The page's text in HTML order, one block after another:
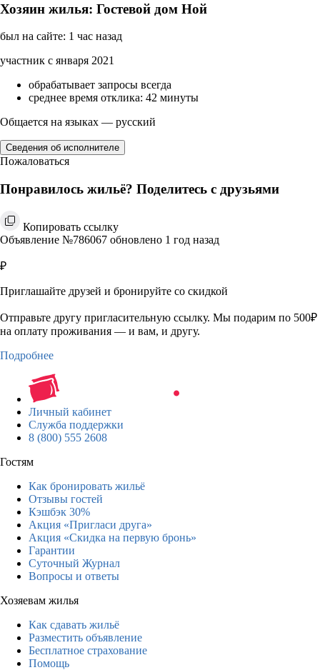
Хозяин жилья: Гостевой дом Ной
был на сайте: 1 час назад
участник с января 2021
обрабатывает запросы всегда
среднее время отклика: 42 минуты
Общается на языках — русский
Сведения об исполнителе
Пожаловаться
Понравилось жильё? Поделитесь с друзьями
Копировать ссылку
Объявление №786067 обновлено 1 год назад
₽
Приглашайте друзей и бронируйте со скидкой
Отправьте другу пригласительную ссылку. Мы подарим по 500₽
на оплату проживания — и вам, и другу.
Подробнее
Личный кабинет
Служба поддержки
8 (800) 555 2608
Гостям
Как бронировать жильё
Отзывы гостей
Кэшбэк 30%
Акция «Пригласи друга»
Акция «Скидка на первую бронь»
Гарантии
Суточный Журнал
Вопросы и ответы
Хозяевам жилья
Как сдавать жильё
Разместить объявление
Бесплатное страхование
Помощь